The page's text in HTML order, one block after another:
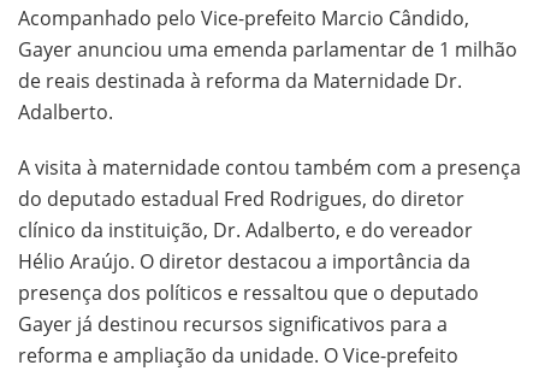
Acompanhado pelo Vice-prefeito Marcio Cândido,
Gayer anunciou uma emenda parlamentar de 1 milhão
de reais destinada à reforma da Maternidade Dr.
Adalberto.
A visita à maternidade contou também com a presença
do deputado estadual Fred Rodrigues, do diretor
clínico da instituição, Dr. Adalberto, e do vereador
Hélio Araújo. O diretor destacou a importância da
presença dos políticos e ressaltou que o deputado
Gayer já destinou recursos significativos para a
reforma e ampliação da unidade. O Vice-prefeito